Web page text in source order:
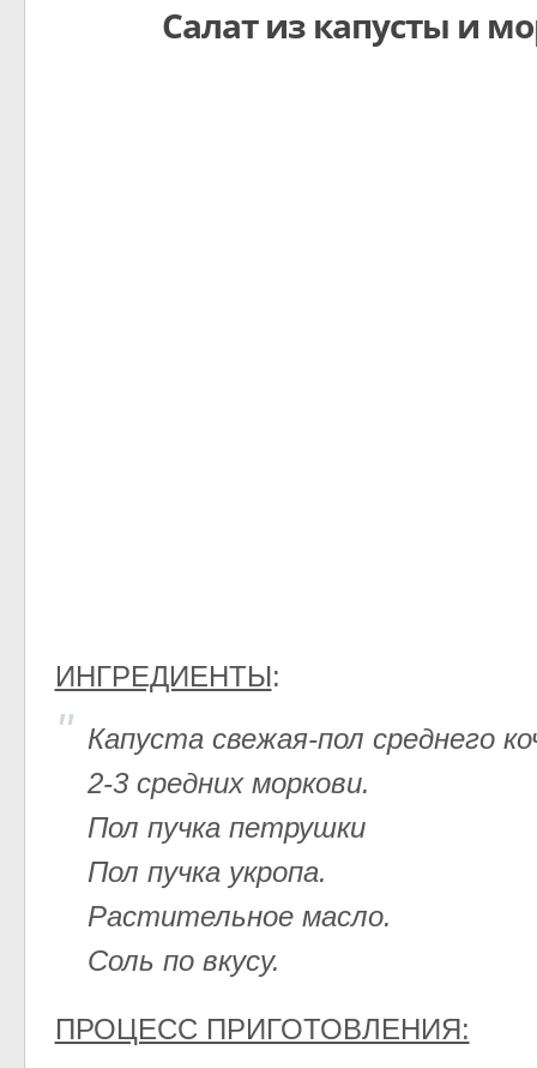
Салат из капусты и
ИНГРЕДИЕНТЫ:
Капуста свежая-пол среднего
2-3 средних моркови.
Пол пучка петрушки
Пол пучка укропа.
Растительное масло.
Соль по вкусу.
ПРОЦЕСС ПРИГОТОВЛЕНИЯ: